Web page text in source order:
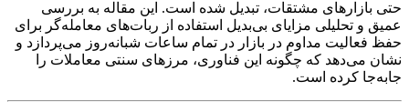
حتی بازارهای مشتقات، تبدیل شده است. این مقاله به بررسی
عمیق و تحلیلی مزایای بی‌بدیل استفاده از ربات‌های معامله‌گر برای
حفظ فعالیت مداوم در بازار در تمام ساعات شبانه‌روز می‌پردازد و
نشان می‌دهد که چگونه این فناوری، مرزهای سنتی معاملات را
جابه‌جا کرده است.